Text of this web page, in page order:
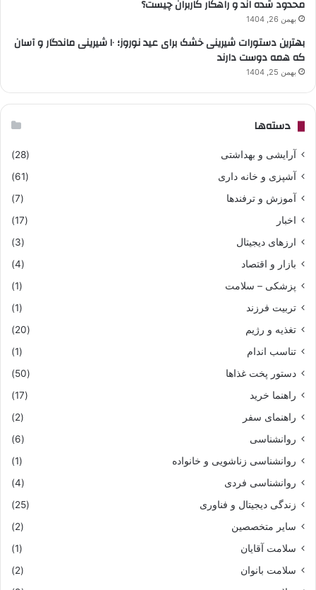
محدود شده اند و راهکار کاربران چیست؟
بهمن 26, 1404
بهترین دستورات شیرینی خشک برای عید نوروز؛ ۱۰ شیرینی ماندگار و آسان
که همه دوست دارند
بهمن 25, 1404
دسته‌ها
آرایشی و بهداشتی
(28)
آشپزی و خانه داری
(61)
آموزش و ترفندها
(7)
اخبار
(17)
ارزهای دیجیتال
(3)
بازار و اقتصاد
(4)
پزشکی – سلامت
(1)
تربیت فرزند
(1)
تغذیه و رژیم
(20)
تناسب اندام
(1)
دستور پخت غذاها
(50)
راهنما خرید
(17)
راهنمای سفر
(2)
روانشناسی
(6)
روانشناسی زناشویی و خانواده
(1)
روانشناسی فردی
(4)
زندگی دیجیتال و فناوری
(25)
سایر متخصصین
(2)
سلامت آقایان
(1)
سلامت بانوان
(2)